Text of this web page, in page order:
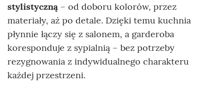
stylistyczną– od doboru kolorów, przez
materiały, aż po detale. Dzięki temu kuchnia
płynnie łączy się z salonem, a garderoba
koresponduje z sypialnią – bez potrzeby
rezygnowania z indywidualnego charakteru
każdej przestrzeni.